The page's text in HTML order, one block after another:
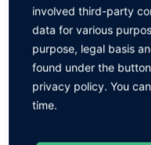
Qualität im
Ein stabiler und
entscheidend für die
Baugruppen. Einer
sind[...]
involved third-party
data for various
purpose, legal basis
found under the
privacy policy. You
time.